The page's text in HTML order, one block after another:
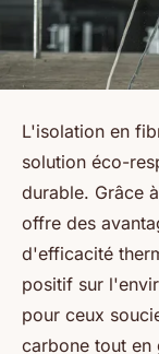
L'isolation en
solution éco-
durable. Grâce
offre des
d'efficacité
positif sur
pour ceux
carbone tout en